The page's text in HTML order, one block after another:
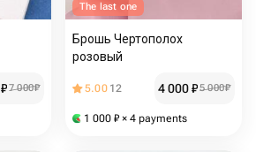
₽7 000₽
The last one
Брошь Чертополох
розовый
5.00 12 4 000₽5 000₽
1 000 ₽ × 4 payments